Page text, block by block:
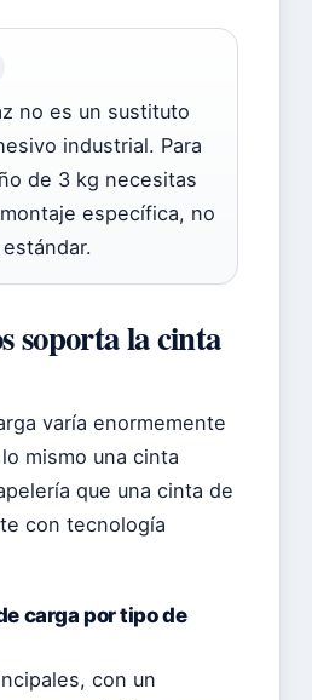
no es un sustituto
industrial. Para
de 3 kg necesitas
específica, no
soporta la cinta
varía enormemente
mismo una cinta
que una cinta de
con tecnología
carga por tipo de
con un